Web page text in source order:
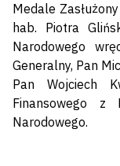
Medale
hab. Piotra
Narodowego
Generalny, Pan
Pan Wojciech
Finansowego z
Narodowego.